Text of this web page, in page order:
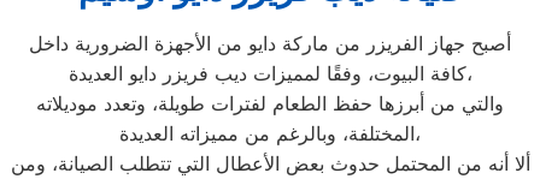
أصبح جهاز الفريزر من ماركة دايو من الأجهزة الضرورية داخل
كافة البيوت، وفقًا لمميزات ديب فريزر دايو العديدة،
والتي من أبرزها حفظ الطعام لفترات طويلة، وتعدد موديلاته
المختلفة، وبالرغم من مميزاته العديدة،
ألا أنه من المحتمل حدوث بعض الأعطال التي تتطلب الصيانة، ومن